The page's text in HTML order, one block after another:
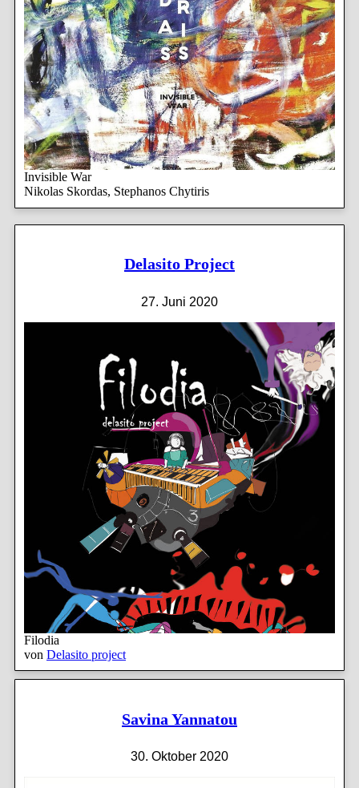
Invisible War
Nikolas Skordas, Stephanos Chytiris
Delasito Project
27. Juni 2020
Filodia
von Delasito project
Savina Yannatou
30. Oktober 2020